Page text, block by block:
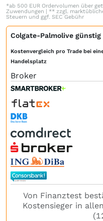
*ab 500 EUR Ordervolumen über
Zuwendungen | ** zzgl.
Steuern und ggf. SEC Gebühr
Colgate-Palmolive günstig
Kostenvergleich pro Trade bei
Handelsplatz
Broker
Von Finanztest
Kostensieger in